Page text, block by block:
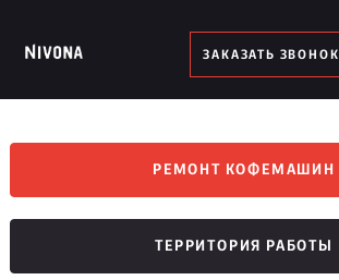
ЗАКАЗАТЬ ЗВОНОК
РЕМОНТ КОФЕМАШИН
ТЕРРИТОРИЯ РАБОТЫ